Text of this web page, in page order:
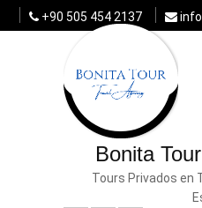
+90 505 454 2137
Bonita
Tours Privados en